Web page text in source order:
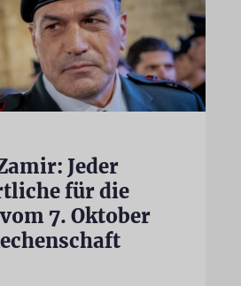
Jeder
für die
7. Oktober